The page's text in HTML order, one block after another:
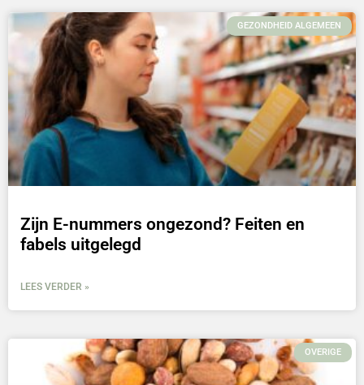
GEZONDHEID ALGEMEEN
Zijn E-nummers ongezond? Feiten en
fabels uitgelegd
LEES VERDER »
OVERIGE